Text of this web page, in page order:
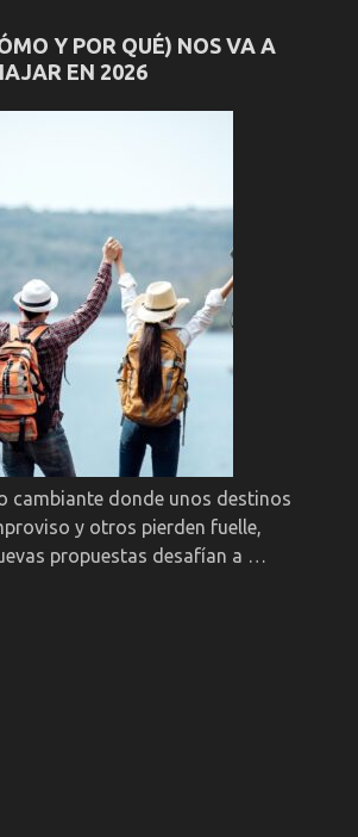
Y POR QUÉ) NOS VA A
EN 2026
cambiante donde unos destinos
y otros pierden fuelle,
propuestas desafían a …